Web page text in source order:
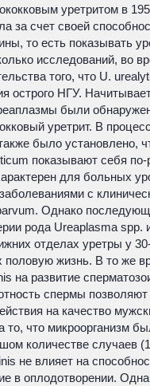
уретритом в
за счет своей
то есть показывать
исследований, во
того, что U.
острого НГУ.
были
уретрит. В
было установлено,
показывают себя
для больных
с
Однако
рода Ureaplasma spp.
отделах уретры у
жизнь. В то же
на развитие
спермы позволяют
на качество
то, что микроорганизм
количестве случаев
не влияет на
в оплодотворении.